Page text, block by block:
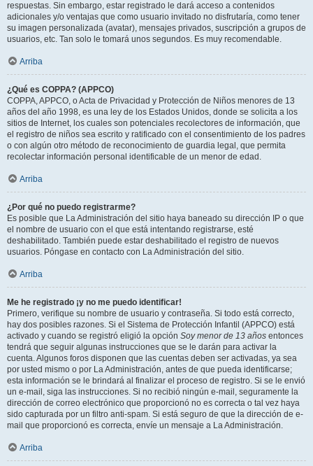
respuestas. Sin embargo, estar registrado le dará acceso a contenidos
adicionales y/o ventajas que como usuario invitado no disfrutaría, como tener
su imagen personalizada (avatar), mensajes privados, suscripción a grupos de
usuarios, etc. Tan solo le tomará unos segundos. Es muy recomendable.
Arriba
¿Qué es COPPA? (APPCO)
COPPA, APPCO, o Acta de Privacidad y Protección de Niños menores de 13
años del año 1998, es una ley de los Estados Unidos, donde se solicita a los
sitios de Internet, los cuales son potenciales recolectores de información, que
el registro de niños sea escrito y ratificado con el consentimiento de los padres
o con algún otro método de reconocimiento de guardia legal, que permita
recolectar información personal identificable de un menor de edad.
Arriba
¿Por qué no puedo registrarme?
Es posible que La Administración del sitio haya baneado su dirección IP o que
el nombre de usuario con el que está intentando registrarse, esté
deshabilitado. También puede estar deshabilitado el registro de nuevos
usuarios. Póngase en contacto con La Administración del sitio.
Arriba
Me he registrado ¡y no me puedo identificar!
Primero, verifique su nombre de usuario y contraseña. Si todo está correcto,
hay dos posibles razones. Si el Sistema de Protección Infantil (APPCO) está
activado y cuando se registró eligió la opción Soy menor de 13 años entonces
tendrá que seguir algunas instrucciones que se le darán para activar la
cuenta. Algunos foros disponen que las cuentas deben ser activadas, ya sea
por usted mismo o por La Administración, antes de que pueda identificarse;
esta información se le brindará al finalizar el proceso de registro. Si se le envió
un e-mail, siga las instrucciones. Si no recibió ningún e-mail, seguramente la
dirección de correo electrónico que proporcionó no es correcta o tal vez haya
sido capturada por un filtro anti-spam. Si está seguro de que la dirección de e-
mail que proporcionó es correcta, envíe un mensaje a La Administración.
Arriba